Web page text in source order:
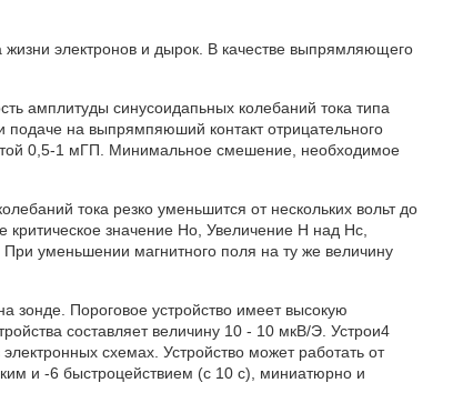
электронов и дырок. B качестве выпрямляющего
амплитуды синусоидапьных колебаний тока типа
на выпрямпяюший контакт отрицательного
0,5-1 мГП. Минимальное смешение, необходимое
тока резко уменьшится от нескольких вольт до
значение Но, Увеличение H над Нс,
уменьшении магнитного поля на ту же величину
Пороговое устройство имеет высокую
составляет величину 10 - 10 мкВ/Э. Устрои4
схемах. Устройство может работать от
и -6 быстроцействием (с 10 с), миниатюрно и